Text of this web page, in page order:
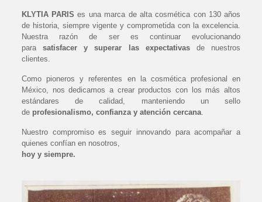
KLYTIA PARIS es una marca de alta cosmética con 130 años
de historia, siempre vigente y comprometida con la excelencia.
Nuestra razón de ser es continuar evolucionando
parasatisfacer y superar las expectativasde nuestros
clientes.
Como pioneros y referentes en la cosmética profesional en
México, nos dedicamos a crear productos con los más altos
estándares de calidad, manteniendo un sello
de profesionalismo, confianza y atención cercana.
Nuestro compromiso es seguir innovando para acompañar a
quienes confían en nosotros,
hoy y siempre.